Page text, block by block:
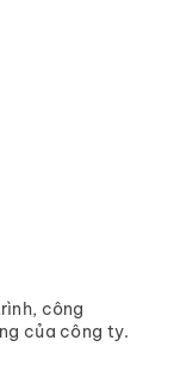
công
của công ty.